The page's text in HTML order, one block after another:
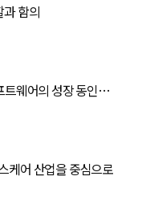
함의
웨어의 성장 동인과
SW 융합 혁신의 개념과 실제 : 금융 및 헬스케어 산업을 중심으로